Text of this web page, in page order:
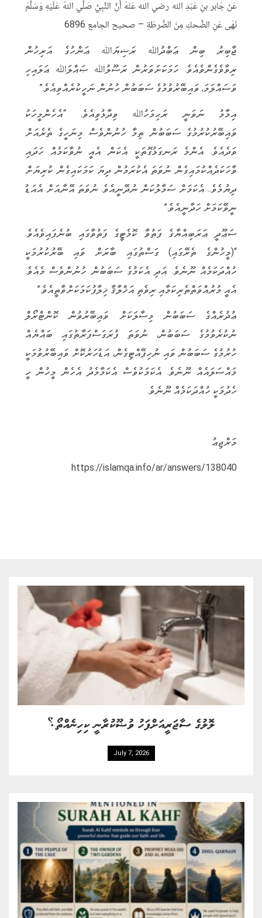
عَنْ جَابر بنِ عَبْدِ الله رضي الله عَنْهُ أَنَّ النَّبِيَّ صَلَّي اللهُ عَلَيْهِ وَسَلَّمَ
نَهَى عَنِ الضَّحكِ مِنَ الضَّرطَةِ – صحيح الجامع 6896
ޖާބިރު ބިން ޢަބްދުﷲ ރަޟިޔަﷲ ޢަންހުގެ އަރިހުން
ރިވާވެގެންވެއެވެ. ހަމަކަށަވަރުން ރަސޫލުﷲ ޞައްލަﷲ ޢަލައިހި
ވަސައްލަމަ، ވައިބޭރުވުމުގެ ސަބަބުން ހުނުން ނަހީކުރެއްވިއެވެ.”
އިމާމު ނަވަނީ ރަޙިމަހުﷲ ވިދާޅުވިއެވެ. “އެހެންމީހަކު
ވައިބޭރުކުރުމުގެ ސަބަބުން ތިމާ ހުނުންވެސް މިނަހީގެ ތެރެއަށް
ވަދެއެވެ. އެންމެ ރަނގަޅުގޮތަކީ އެކަން އެއީ ނުވާކަމެއް ހަދައި
ވާހަކަދެއްކުމައިގެން ނުވަތަ އެކުރަމުން ދިޔަ ކަމަކައިގެން ކުރިޔަށް
ދިޔުމެވެ.. އެކަމަށް ސަމާލުކަން ނުދޭނީއެވެ. ނުވަތަ އޭނާއަށް އެއަޑު
ނީވޭކަމަށް ހަދާނީއެވެ.”
ސަޢޫދީ ޢަރަބިއްޔާގެ ފަތުވާ ކޮމެޓީގެ ފަތުވާގައި ބުނެފައިވެއެވެ.
“(މީހުންގެ ތެރޭގައި) ގަސްތުގައި ބާރަށް ވައި ބޭރުކުރުމަކީ
ހުއްދަކަމެއް ނޫނެވެ. އަދި އެކަމުގެ ސަބަބުން ހުނުންވެސް މެއެވެ.
އެއީ މުރުއްވަތްތެރިކަމާއި ރިވެތި އަޚްލާޤާ ޚިލާފުކަމަކަށްވާތީއެވެ.”
ޢުޛުރެއްގެ ސަބަބުން މިސާލަކަށް ވައިބޭރުވުން ކޮންޓްރޯލް
ނުކުރެވުމުގެ ސަބަބުން، ނުވަތަ ފުރަގަސްފަރާތުގައި ބައްޔެއް
ހުރުމުގެ ސަބަބުން ވައި ނުހިފޭއްޓިގެން، އަޑުހަރުކޮށް ވައިބޭރުވުމަކީ
މައްސަލައެއް ނޫނެވެ. އެކަމަކުވެސް އެކަމާމެދު އެހެން މީހުން ހީ
ހެދުމަކީ ހުއްދަކަމެއް ނޫނެވެ.
މަރްޖިޢު
https://islamqa.info/ar/answers/138040
ލޮލުގެ ސާޖަރީއަށްފަހު ވުޟޫކުރާނީ ކިހިނެއްތޯ؟
July 7, 2026